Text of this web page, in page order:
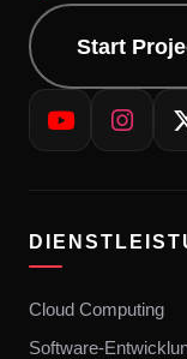
Start
Cloud Computing
Software-